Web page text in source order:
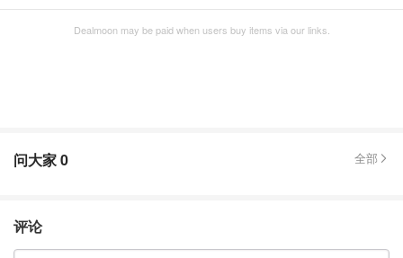
Dealmoon may be paid when users buy items via our links.
问大家0 全部
评论